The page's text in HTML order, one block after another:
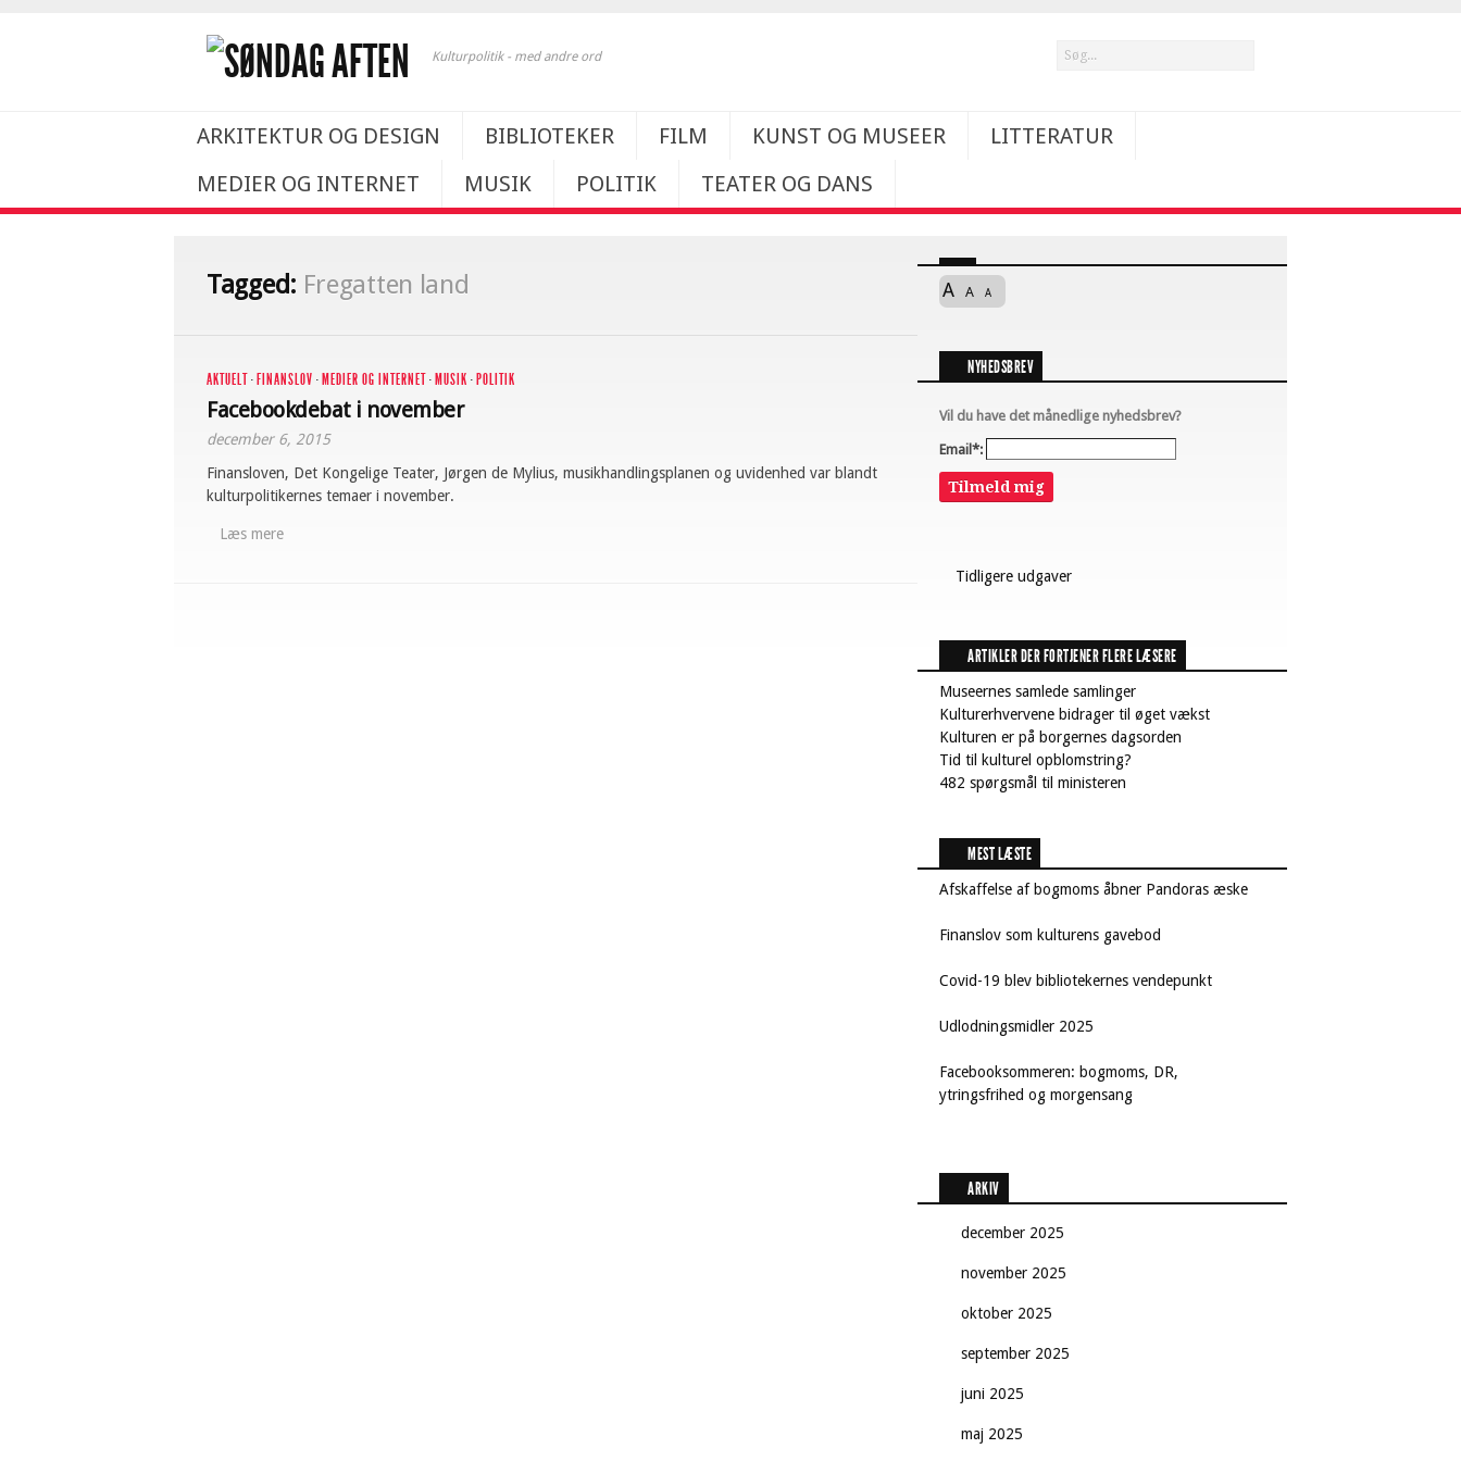
Kulturpolitik - med andre ord
ARKITEKTUR OG DESIGN BIBLIOTEKER FILM KUNST OG MUSEER
LITTERATUR
MEDIER OG INTERNET
MUSIK POLITIK TEATER OG DANS
Tagged: Fregatten land
AKTUELT· FINANSLOV · MEDIER OG INTERNET· MUSIK · POLITIK
Facebookdebat i november
december 6, 2015
Finansloven, Det Kongelige Teater, Jørgen de Mylius, musikhandlingsplanen og uvidenhed var blandt
kulturpolitikernes temaer i november.
Læs mere
A A A
NYHEDSBREV
Vil du have det månedlige nyhedsbrev?
Email*:
Tilmeld mig
Tidligere udgaver
ARTIKLER DER FORTJENER FLERE LÆSERE
Museernes samlede samlinger
Kulturerhvervene bidrager til øget vækst
Kulturen er på borgernes dagsorden
Tid til kulturel opblomstring?
482 spørgsmål til ministeren
MEST LÆSTE
Afskaffelse af bogmoms åbner Pandoras æske
Finanslov som kulturens gavebod
Covid-19 blev bibliotekernes vendepunkt
Udlodningsmidler 2025
Facebooksommeren: bogmoms, DR,
ytringsfrihed og morgensang
ARKIV
december 2025
november 2025
oktober 2025
september 2025
juni 2025
maj 2025